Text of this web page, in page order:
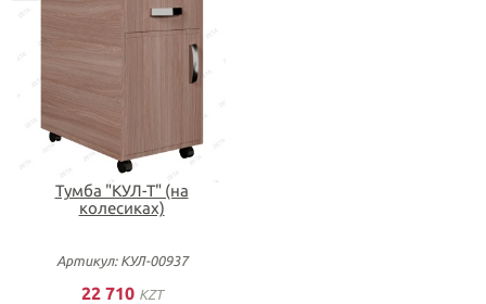
Тумба "КУЛ-Т" (на
колесиках)
Артикул: КУЛ-00937
22 710 KZT